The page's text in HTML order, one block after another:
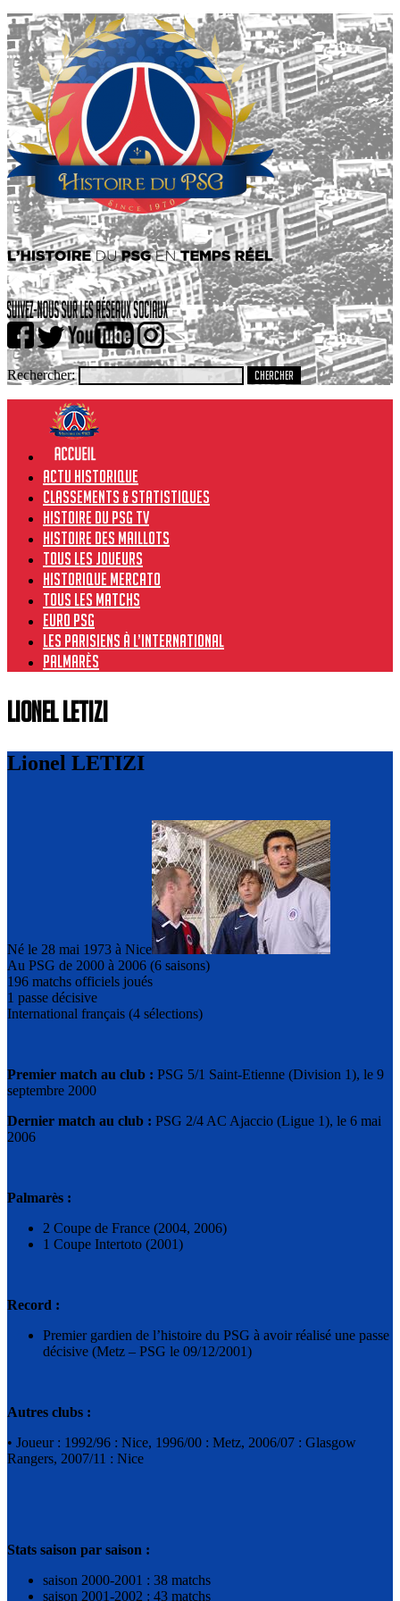
Rechercher:
Actu historique
Classements & Statistiques
Histoire du PSG TV
Histoire des maillots
Tous les joueurs
Historique Mercato
Tous les matchs
Euro PSG
Les Parisiens à l’international
Palmarès
Lionel LETIZI
Lionel LETIZI
Né le 28 mai 1973 à Nice
Au PSG de 2000 à 2006 (6 saisons)
196 matchs officiels joués
1 passe décisive
International français (4 sélections)
Premier match au club : PSG 5/1 Saint-Etienne (Division 1), le 9
septembre 2000
Dernier match au club : PSG 2/4 AC Ajaccio (Ligue 1), le 6 mai
2006
Palmarès :
2 Coupe de France (2004, 2006)
1 Coupe Intertoto (2001)
Record :
Premier gardien de l’histoire du PSG à avoir réalisé une passe
décisive (Metz – PSG le 09/12/2001)
Autres clubs :
• Joueur : 1992/96 : Nice, 1996/00 : Metz, 2006/07 : Glasgow
Rangers, 2007/11 : Nice
Stats saison par saison :
saison 2000-2001 : 38 matchs
saison 2001-2002 : 43 matchs